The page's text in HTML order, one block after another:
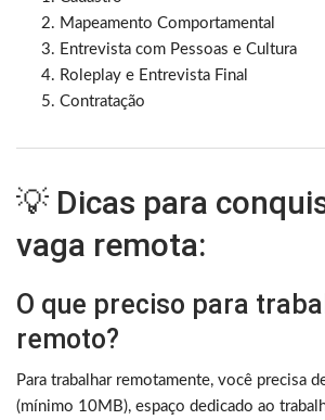
Mapeamento Comportamental
Entrevista com Pessoas e Cultura
Roleplay e Entrevista Final
Contratação
💡 Dicas para
vaga remota:
O que preciso para
remoto?
Para trabalhar remotamente, você precisa
(mínimo 10MB), espaço dedicado ao